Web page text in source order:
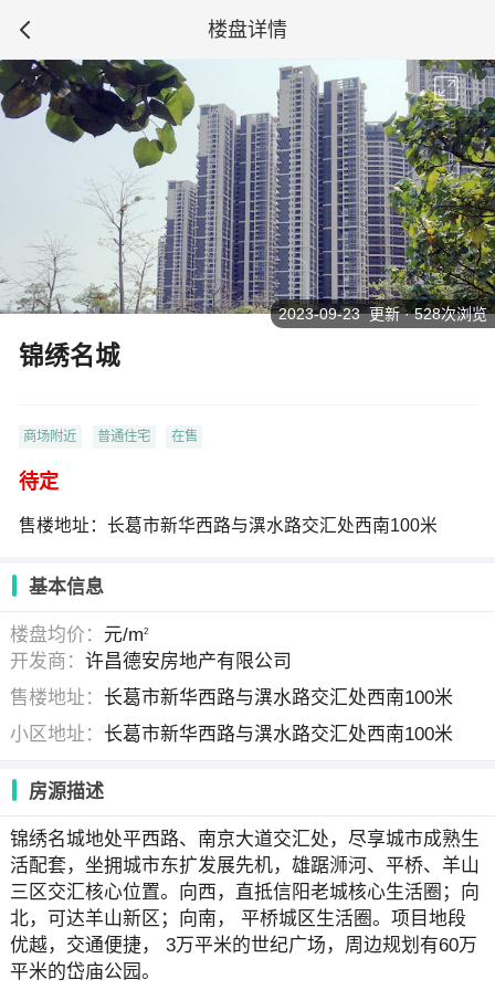
楼盘详情
锦绣名城
商场附近 普通住宅 在售
待定
售楼地址：长葛市新华西路与潩水路交汇处西南100米
2023-09-23 更新 · 528次浏览
基本信息
楼盘均价： 元/m2
开发商：许昌德安房地产有限公司
售楼地址： 长葛市新华西路与潩水路交汇处西南100米
小区地址： 长葛市新华西路与潩水路交汇处西南100米
房源描述
锦绣名城地处平西路、南京大道交汇处，尽享城市成熟生
活配套，坐拥城市东扩发展先机，雄踞浉河、平桥、羊山
三区交汇核心位置。向西，直抵信阳老城核心生活圈；向
北，可达羊山新区；向南， 平桥城区生活圈。项目地段
优越，交通便捷， 3万平米的世纪广场，周边规划有60万
平米的岱庙公园。